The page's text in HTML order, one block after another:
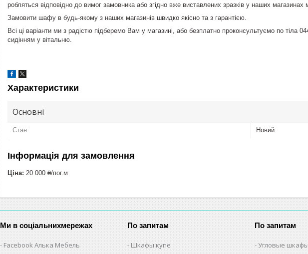
робляться відповідно до вимог замовника або згідно вже виставлених зразків у наших магазинах
Замовити шафу в будь-якому з наших магазинів швидко якісно та з гарантією.
Всі ці варіанти ми з радістю підберемо Вам у магазині, або безплатно проконсультуємо по
сидінням у вітальню.
Характеристики
Основні
Стан Новий
Інформація для замовлення
Ціна: 20 000 ₴/пог.м
Ми в соціальнихмережах
Facebook Алька Мебель
По запитам
Шкафы купе
По запитам
Угловые